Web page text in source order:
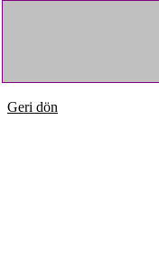
Geri dön